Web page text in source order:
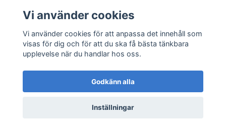
Sociala medier
© 2026 Syknappen
Vi använder cookies
Vi använder cookies för att anpassa det innehåll som
visas för dig och för att du ska få bästa tänkbara
upplevelse när du handlar hos oss.
Godkänn alla
Inställningar